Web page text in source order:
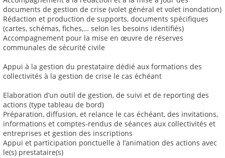
documents de gestion de crise (volet général et volet inondation)
Rédaction et production de supports, documents spécifiques
(cartes, schémas, fiches,… selon les besoins identifiés)
Accompagnement pour la mise en œuvre de réserves
communales de sécurité civile
Appui à la gestion du prestataire dédié aux formations des
collectivités à la gestion de crise le cas échéant
Elaboration d’un outil de gestion, de suivi et de reporting des
actions (type tableau de bord)
Préparation, diffusion, et relance le cas échéant, des invitations,
informations et comptes-rendus de séances aux collectivités et
entreprises et gestion des inscriptions
Appui et participation ponctuelle à l’animation des actions avec
le(s) prestataire(s)